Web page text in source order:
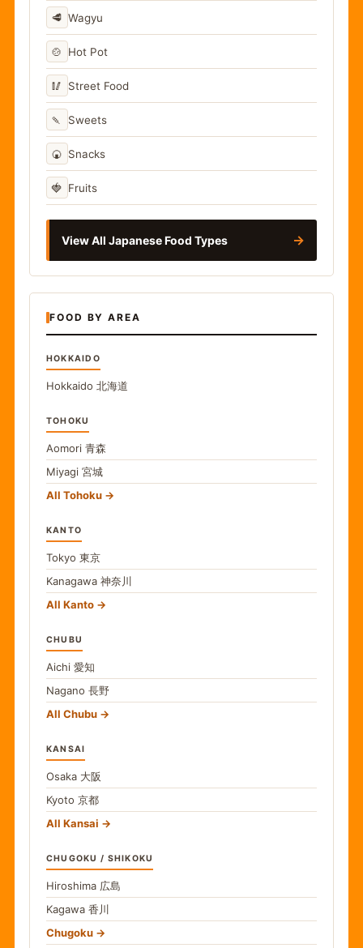
🥩 Wagyu
🍲 Hot Pot
🥢 Street Food
🍡 Sweets
🍘 Snacks
🍓 Fruits
View All Japanese Food Types →
FOOD BY AREA
HOKKAIDO
Hokkaido 北海道
TOHOKU
Aomori 青森
Miyagi 宮城
All Tohoku
KANTO
Tokyo 東京
Kanagawa 神奈川
All Kanto
CHUBU
Aichi 愛知
Nagano 長野
All Chubu
KANSAI
Osaka 大阪
Kyoto 京都
All Kansai
CHUGOKU / SHIKOKU
Hiroshima 広島
Kagawa 香川
Chugoku